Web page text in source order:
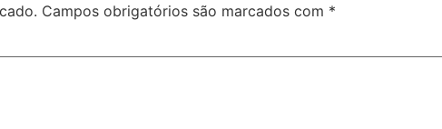
Campos obrigatórios são marcados com *